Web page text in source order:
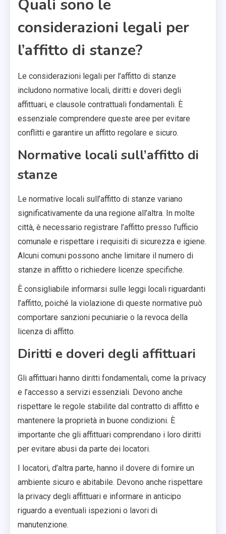
Quali sono le
considerazioni legali per
l’affitto di stanze?
Le considerazioni legali per l’affitto di stanze
includono normative locali, diritti e doveri degli
affittuari, e clausole contrattuali fondamentali. È
essenziale comprendere queste aree per evitare
conflitti e garantire un affitto regolare e sicuro.
Normative locali sull’affitto di
stanze
Le normative locali sull’affitto di stanze variano
significativamente da una regione all’altra. In molte
città, è necessario registrare l’affitto presso l’ufficio
comunale e rispettare i requisiti di sicurezza e igiene.
Alcuni comuni possono anche limitare il numero di
stanze in affitto o richiedere licenze specifiche.
È consigliabile informarsi sulle leggi locali riguardanti
l’affitto, poiché la violazione di queste normative può
comportare sanzioni pecuniarie o la revoca della
licenza di affitto.
Diritti e doveri degli affittuari
Gli affittuari hanno diritti fondamentali, come la privacy
e l’accesso a servizi essenziali. Devono anche
rispettare le regole stabilite dal contratto di affitto e
mantenere la proprietà in buone condizioni. È
importante che gli affittuari comprendano i loro diritti
per evitare abusi da parte dei locatori.
I locatori, d’altra parte, hanno il dovere di fornire un
ambiente sicuro e abitabile. Devono anche rispettare
la privacy degli affittuari e informare in anticipo
riguardo a eventuali ispezioni o lavori di
manutenzione.